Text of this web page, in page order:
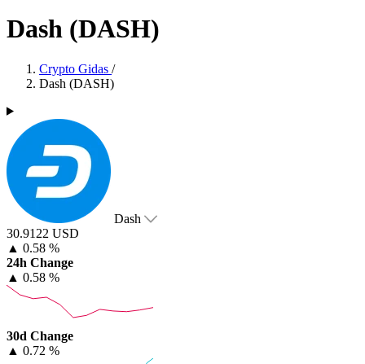
Dash (DASH)
Crypto Gidas /
Dash (DASH)
Dash
30.9122 USD
▲ 0.58 %
24h Change
▲ 0.58 %
30d Change
▲ 0.72 %